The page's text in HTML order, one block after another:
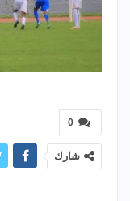
0
شارك